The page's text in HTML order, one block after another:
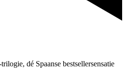
trilogie, dé Spaanse bestsellersensatie